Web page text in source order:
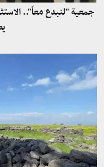
جمعية "لنبدع معاً"..